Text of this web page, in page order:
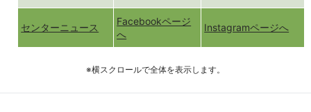
センターニュース
Facebookページ
へ
Instagramページへ
※横スクロールで全体を表示します。